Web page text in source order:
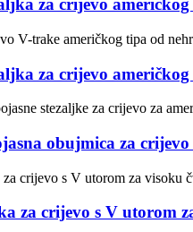
za crijevo
za crijevo
obujmica za crijevo
za crijevo s V utorom